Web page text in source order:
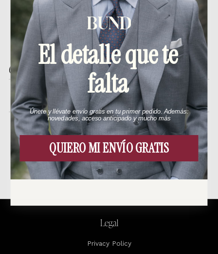
65407
In stock
Related products
Legal
Privacy Policy
El detalle que te
falta
Únete y llévate envío gratis en tu primer pedido. Además:
novedades, acceso anticipado y mucho más
QUIERO MI ENVÍO GRATIS